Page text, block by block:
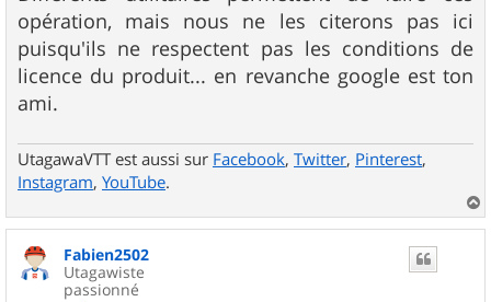
opération, mais nous ne les citerons pas ici
puisqu'ils ne respectent pas les conditions de
licence du produit... en revanche google est ton
ami.
UtagawaVTT est aussi sur Facebook, Twitter, Pinterest,
Instagram, YouTube.
a
Fabien2502
Utagawiste
passionné